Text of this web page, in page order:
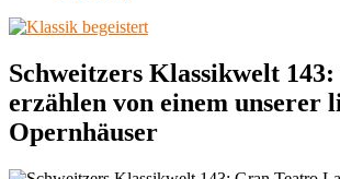
Schweitzers Klassikwelt
erzählen von einem unserer
Opernhäuser